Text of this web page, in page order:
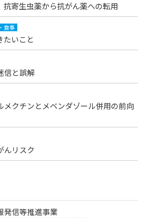
抗寄生虫薬から抗がん薬への転用
食事
たいこと
信と誤解
メクチンとメベンダゾール併用の前向
んリスク
発信等推進事業